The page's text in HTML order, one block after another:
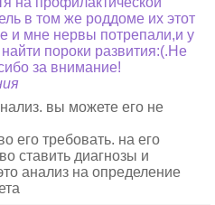
в том же роддоме их этот
и мне нервы потрепали,и у
пороки развития:(.Не
за внимание!
вы можете его не
его требовать. на его
ставить диагнозы и
анализ на определение